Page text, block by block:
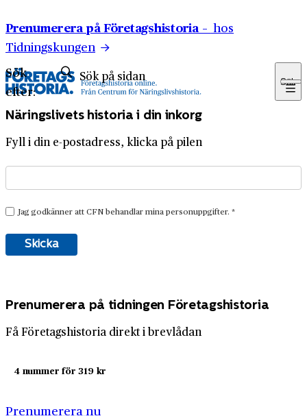
Prenumerera på Företagshistoria – hos
Tidningskungen
Sök
efter:
Sök
Näringslivets historia i din inkorg
Fyll i din e-postadress, klicka på pilen
Prenumerera på tidningen Företagshistoria
Få Företagshistoria direkt i brevlådan
4 nummer för 319 kr
Prenumerera nu